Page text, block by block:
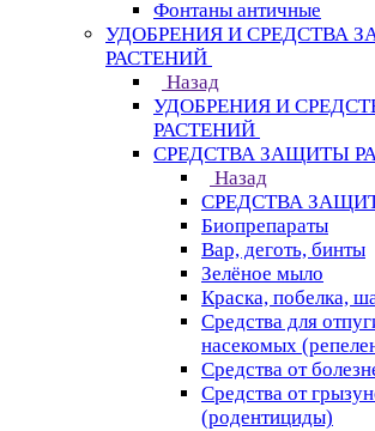
Фонтаны античные
УДОБРЕНИЯ И СРЕДСТВА
РАСТЕНИЙ
Назад
УДОБРЕНИЯ И
РАСТЕНИЙ
СРЕДСТВА ЗАЩИТЫ
Назад
СРЕДСТВА
Биопрепараты
Вар, деготь, бинты
Зелёное мыло
Краска, побелка,
Средства для
насекомых
Средства от
Средства от
(родентициды)